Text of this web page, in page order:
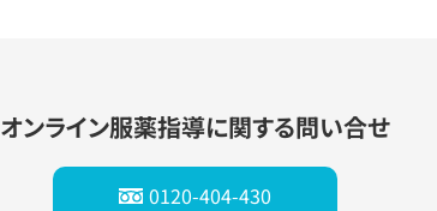
オンライン服薬指導に関する問い合せ
0120-404-430